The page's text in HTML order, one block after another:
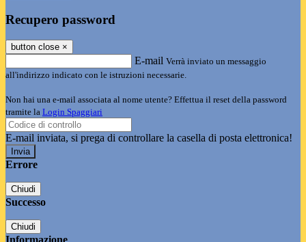
Recupero password
button close ×
E-mail Verrà inviato un messaggio
all'indirizzo indicato con le istruzioni necessarie.
Non hai una e-mail associata al nome utente? Effettua il reset della password
tramite la Login Spaggiari
E-mail inviata, si prega di controllare la casella di posta elettronica!
Errore
Chiudi
Successo
Chiudi